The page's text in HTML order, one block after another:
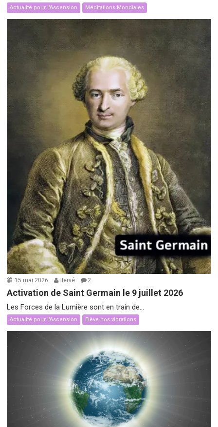
Actualité pour l'Ascension Méditations Mondiales
15 mai 2026 Hervé 2
Activation de Saint Germain le 9 juillet 2026
Les Forces de la Lumière sont en train de...
Actualité pour l'Ascension Elève nos vibrations